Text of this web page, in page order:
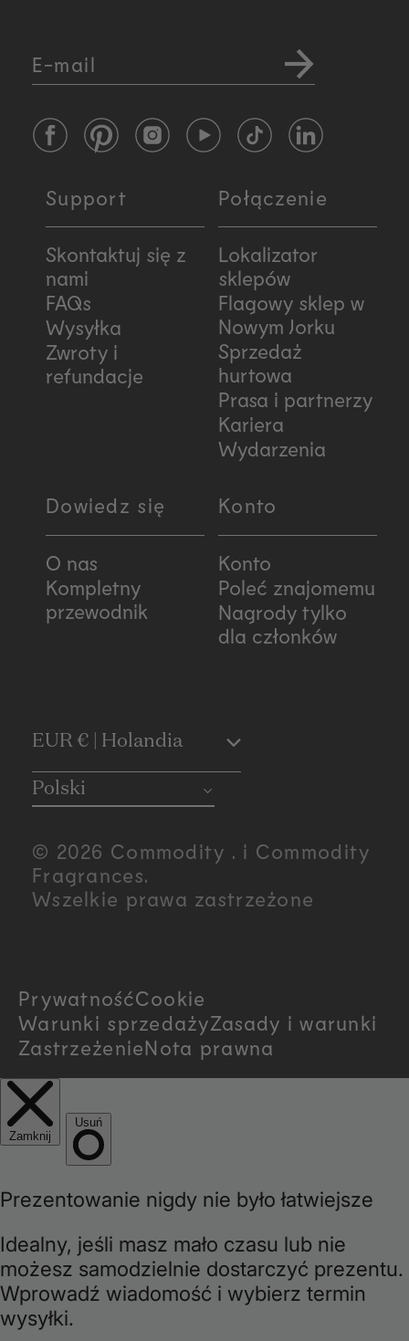
E-mail
FacebookPinterestInstagramYouTubeTikTokLinkedIn
Support
Skontaktuj się z
nami
FAQs
Wysyłka
Zwroty i
refundacje
Połączenie
Lokalizator
sklepów
Flagowy sklep w
Nowym Jorku
Sprzedaż
hurtowa
Prasa i partnerzy
Kariera
Wydarzenia
Dowiedz się
O nas
Kompletny
przewodnik
Konto
Konto
Poleć znajomemu
Nagrody tylko
dla członków
C
o
u
n
y
/
r
e
g
i
o
n
EUR € | Holandia
Polski
© 2026 Commodity . i Commodity
Fragrances.
Wszelkie prawa zastrzeżone
PrywatnośćCookie
Warunki sprzedażyZasady i warunki
ZastrzeżenieNota prawna